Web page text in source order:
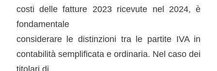
costi delle fatture 2023 ricevute nel 2024, è
fondamentale
considerare le distinzioni tra le partite IVA in
contabilità semplificata e ordinaria. Nel caso dei